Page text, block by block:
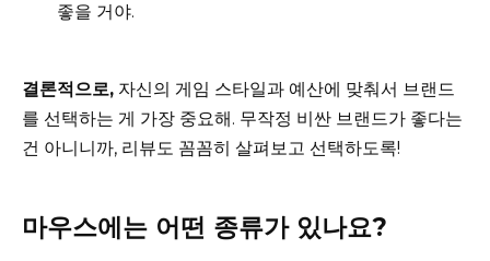
좋을 거야.
결론적으로, 자신의 게임 스타일과 예산에 맞춰서 브랜드
를 선택하는 게 가장 중요해. 무작정 비싼 브랜드가 좋다는
건 아니니까, 리뷰도 꼼꼼히 살펴보고 선택하도록!
마우스에는 어떤 종류가 있나요?